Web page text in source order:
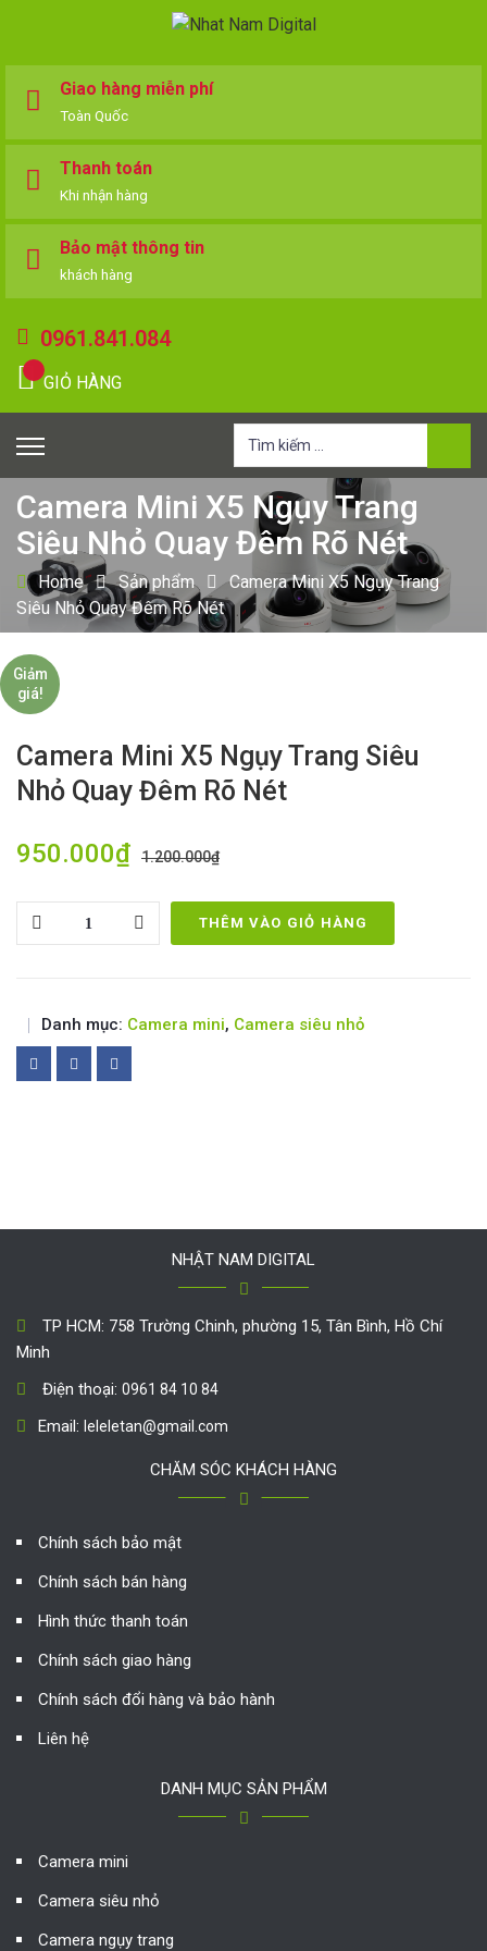
Giao hàng miễn phí
Toàn Quốc
Thanh toán
Khi nhận hàng
Bảo mật thông tin
khách hàng
0961.841.084
GIỎ HÀNG
Tìm
Camera Mini X5 Ngụy Trang
Siêu Nhỏ Quay Đêm Rõ Nét
Home Sản phẩm
Camera Mini X5 Ngụy Trang
Siêu Nhỏ Quay Đêm Rõ Nét
Giảm
giá!
Camera Mini X5 Ngụy Trang Siêu
Nhỏ Quay Đêm Rõ Nét
1.200.000₫
950.000₫
Quantity THÊM VÀO GIỎ HÀNG
Danh mục: Camera mini, Camera siêu nhỏ
NHẬT NAM DIGITAL
TP HCM: 758 Trường Chinh, phường 15, Tân Bình, Hồ Chí
Minh
Điện thoại: 0961 84 10 84
Email: leleletan@gmail.com
CHĂM SÓC KHÁCH HÀNG
Chính sách bảo mật
Chính sách bán hàng
Hình thức thanh toán
Chính sách giao hàng
Chính sách đổi hàng và bảo hành
Liên hệ
DANH MỤC SẢN PHẨM
Camera mini
Camera siêu nhỏ
Camera ngụy trang